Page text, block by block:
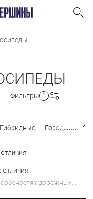
-
Фильтры 1
Гибридные Городские
дорожных